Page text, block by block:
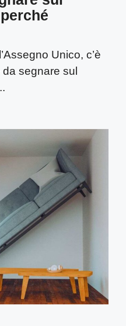
Unico, c’è
da segnare sul